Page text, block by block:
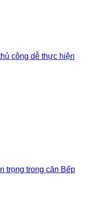
công dễ thực hiện
trọng trong căn Bếp